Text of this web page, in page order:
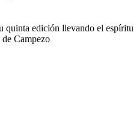
quinta edición llevando el espíritu
Campezo